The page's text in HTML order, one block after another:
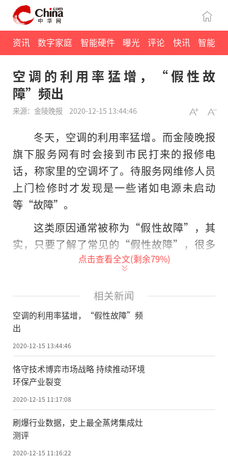
资讯 数字家庭 智能硬件 曝光 评论 快讯 智能
空调的利用率猛增，“假性故
障”频出
来源：金陵晚报 2020-12-15 13:44:46
冬天，空调的利用率猛增。而金陵晚报
旗下服务网有时会接到市民打来的报修电
话，称家里的空调坏了。待服务网维修人员
上门检修时才发现是一些诸如电源未启动
等“故障”。
这类原因通常被称为“假性故障”，其
实，只要了解了常见的“假性故障”，很多
时候你自己就是修理工。
绍，空调的假性故障大致有以下几个方面。
室内机不转
的原因：可能是螺钉与风轮
锁紧部位松脱，电机偏位与风轮配套部位配
合不好，导风条、步进电机与连杆机构部位
传动不良，电气控制部分故障。
室外机不转的原因：电机与风叶配合不
好、电气控制部分故障、压缩机故障、风扇
电机故障。
制热(冷)不足的原因：空气过滤器积尘太
点击查看全文(剩余79%)
相关新闻
空调的利用率猛增，“假性故障”频
出
2020-12-15 13:44:46
恪守技术博弈市场战略 持续推动环境
环保产业裂变
2020-12-15 11:17:08
刷爆行业数据，史上最全蒸烤集成灶
测评
2020-12-15 11:16:22